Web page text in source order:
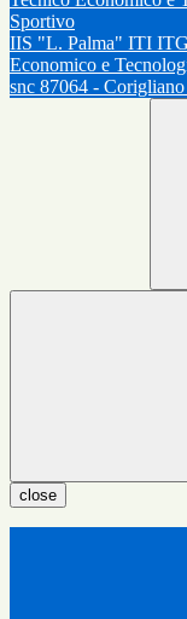
IIS "L. Palma" ITI
Economico e
snc 87064 -
close